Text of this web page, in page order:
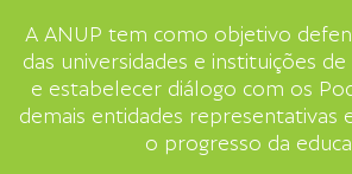
A ANUP tem como objetivo
das universidades e instituições
e estabelecer diálogo com os
demais entidades representativas
o progresso da